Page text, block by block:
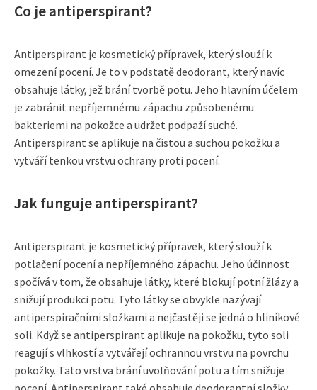
Co je antiperspirant?
Antiperspirant je kosmetický přípravek, který slouží k
omezení pocení. Je to v podstatě deodorant, který navíc
obsahuje látky, jež brání tvorbě potu. Jeho hlavním účelem
je zabránit nepříjemnému zápachu způsobenému
bakteriemi na pokožce a udržet podpaží suché.
Antiperspirant se aplikuje na čistou a suchou pokožku a
vytváří tenkou vrstvu ochrany proti pocení.
Jak funguje antiperspirant?
Antiperspirant je kosmetický přípravek, který slouží k
potlačení pocení a nepříjemného zápachu. Jeho účinnost
spočívá v tom, že obsahuje látky, které blokují potní žlázy a
snižují produkci potu. Tyto látky se obvykle nazývají
antiperspiračními složkami a nejčastěji se jedná o hliníkové
soli. Když se antiperspirant aplikuje na pokožku, tyto soli
reagují s vlhkostí a vytvářejí ochrannou vrstvu na povrchu
pokožky. Tato vrstva brání uvolňování potu a tím snižuje